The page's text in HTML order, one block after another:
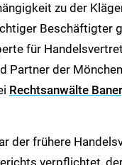
zu der
Beschäftigter
für
Partner der
Rechtsanwälte
der frühere